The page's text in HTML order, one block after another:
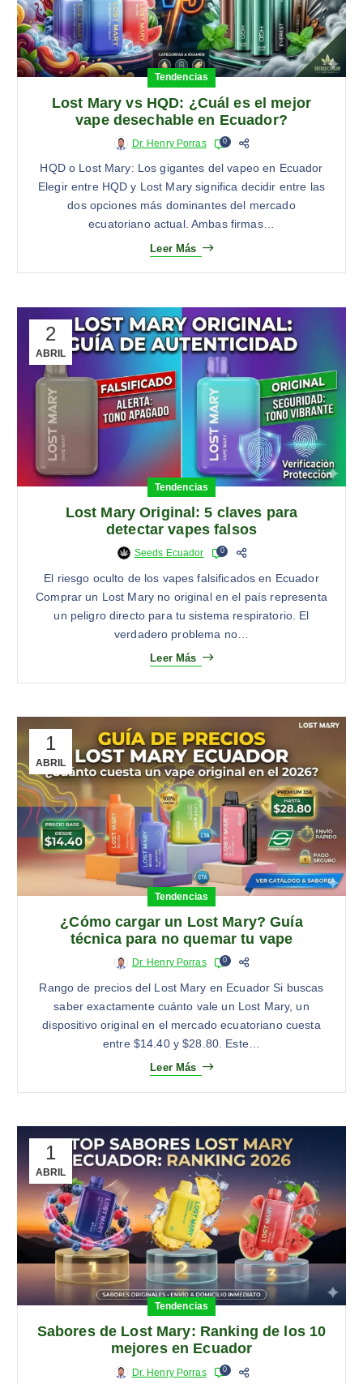
Tendencias
Lost Mary vs HQD: ¿Cuál es el mejor
vape desechable en Ecuador?
Dr. Henry Porras 0
HQD o Lost Mary: Los gigantes del vapeo en Ecuador
Elegir entre HQD y Lost Mary significa decidir entre las
dos opciones más dominantes del mercado
ecuatoriano actual. Ambas firmas…
Leer Más
2
ABRIL
Tendencias
Lost Mary Original: 5 claves para
detectar vapes falsos
Seeds Ecuador 0
El riesgo oculto de los vapes falsificados en Ecuador
Comprar un Lost Mary no original en el país representa
un peligro directo para tu sistema respiratorio. El
verdadero problema no…
Leer Más
1
ABRIL
Tendencias
¿Cómo cargar un Lost Mary? Guía
técnica para no quemar tu vape
Dr. Henry Porras 0
Rango de precios del Lost Mary en Ecuador Si buscas
saber exactamente cuánto vale un Lost Mary, un
dispositivo original en el mercado ecuatoriano cuesta
entre $14.40 y $28.80. Este…
Leer Más
1
ABRIL
Tendencias
Sabores de Lost Mary: Ranking de los 10
mejores en Ecuador
Dr. Henry Porras 0